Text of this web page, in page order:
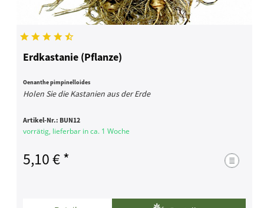
Erdkastanie (Pflanze)
Oenanthe pimpinelloides
Holen Sie die Kastanien aus der Erde
Artikel-Nr.: BUN12
vorrätig, lieferbar in ca. 1 Woche
5,10 € *